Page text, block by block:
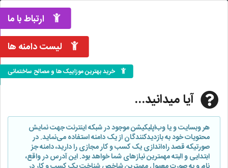
ارتباط با ما
لیست دامنه ها
خرید بهترین موزاییک ها و مصالح ساختمانی
آیا میدانید...
هر وبسایت و یا وب‌اپلیکیشن موجود در شبکه اینترنت جهت نمایش
محتویات خود به بازدیدکنندگان از یک دامنه استفاده می‌نماید. در
صورتیکه قصد راه‌اندازی یک کسب و کار مجازی را دارید، دامنه جز
ابتدایی و البته مهمترین نیازهای شما خواهد بود. این آدرس در واقع،